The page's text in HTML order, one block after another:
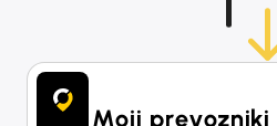
Moji prevozniki